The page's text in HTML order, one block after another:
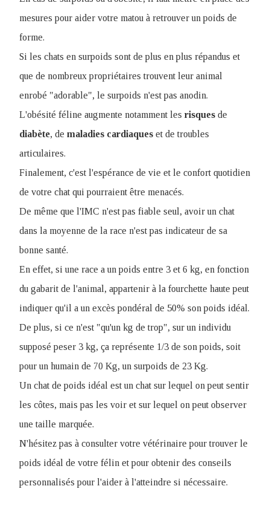
mesures pour aider votre matou à retrouver un poids de
forme.
Si les chats en surpoids sont de plus en plus répandus et
que de nombreux propriétaires trouvent leur animal
enrobé "adorable", le surpoids n'est pas anodin.
L'obésité féline augmente notamment les risques de
diabète, de maladies cardiaques et de troubles
articulaires.
Finalement, c'est l'espérance de vie et le confort quotidien
de votre chat qui pourraient être menacés.
De même que l'IMC n'est pas fiable seul, avoir un chat
dans la moyenne de la race n'est pas indicateur de sa
bonne santé.
En effet, si une race a un poids entre 3 et 6 kg, en fonction
du gabarit de l'animal, appartenir à la fourchette haute peut
indiquer qu'il a un excès pondéral de 50% son poids idéal.
De plus, si ce n'est "qu'un kg de trop", sur un individu
supposé peser 3 kg, ça représente 1/3 de son poids, soit
pour un humain de 70 Kg, un surpoids de 23 Kg.
Un chat de poids idéal est un chat sur lequel on peut sentir
les côtes, mais pas les voir et sur lequel on peut observer
une taille marquée.
N'hésitez pas à consulter votre vétérinaire pour trouver le
poids idéal de votre félin et pour obtenir des conseils
personnalisés pour l'aider à l'atteindre si nécessaire.